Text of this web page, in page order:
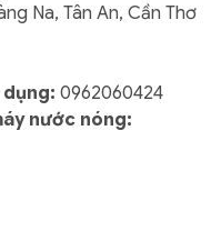
Na, Tân An, Cần Thơ
0962060424
nước nóng: